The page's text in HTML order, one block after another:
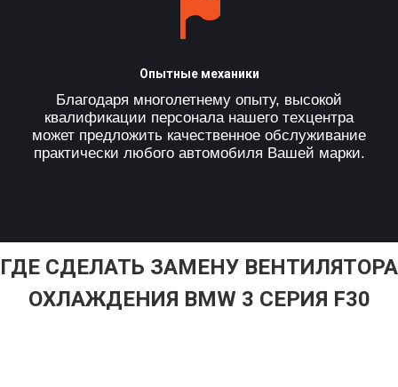
Опытные механики
Благодаря многолетнему опыту, высокой
квалификации персонала нашего техцентра
может предложить качественное обслуживание
практически любого автомобиля Вашей марки.
ГДЕ СДЕЛАТЬ ЗАМЕНУ ВЕНТИЛЯТОРА
ОХЛАЖДЕНИЯ BMW 3 СЕРИЯ F30